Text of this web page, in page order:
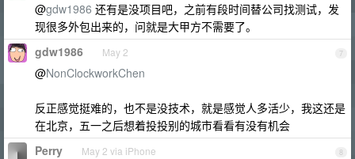
@gdw1986 还有是没项目吧，之前有段时间替公司找测试，发
现很多外包出来的，问就是大甲方不需要了。
7
gdw1986 May 2
@NonClockworkChen
反正感觉挺难的，也不是没技术，就是感觉人多活少，我这还是
在北京，五一之后想着投投别的城市看看有没有机会
8
Perry May 2 via iPhone